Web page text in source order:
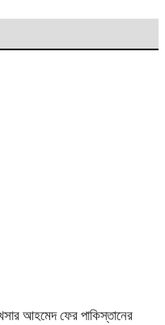
আহমেদ ফের পাকিস্তানের